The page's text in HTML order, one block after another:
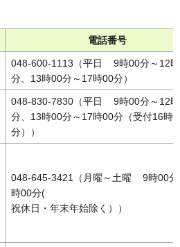
電話番号
048-600-1113（平日 9時00分～12
分、13時00分～17時00分）
048-830-7830（平日 9時00分～12
分、13時00分～17時00分（受付16時
分））
048-645-3421（月曜～土曜 9時00分
時00分(
祝休日・年末年始除く））